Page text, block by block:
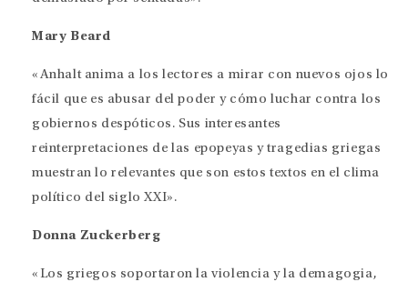
Mary Beard
«Anhalt anima a los lectores a mirar con nuevos ojos lo
fácil que es abusar del poder y cómo luchar contra los
gobiernos despóticos. Sus interesantes
reinterpretaciones de las epopeyas y tragedias griegas
muestran lo relevantes que son estos textos en el clima
político del siglo XXI».
Donna Zuckerberg
«Los griegos soportaron la violencia y la demagogia,